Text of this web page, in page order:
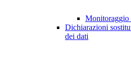
Monitoraggio
Dichiarazioni
dei dati